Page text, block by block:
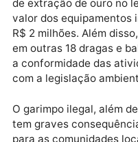
policiais militares do
e balsas utilizadas
de extração de ouro